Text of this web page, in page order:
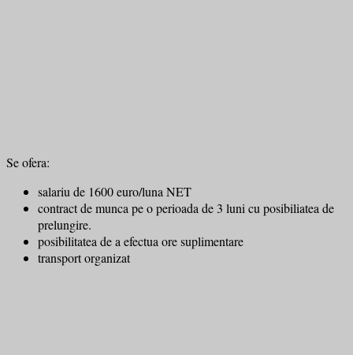
Se ofera:
salariu de 1600 euro/luna NET
contract de munca pe o perioada de 3 luni cu posibiliatea de
prelungire.
posibilitatea de a efectua ore suplimentare
transport organizat